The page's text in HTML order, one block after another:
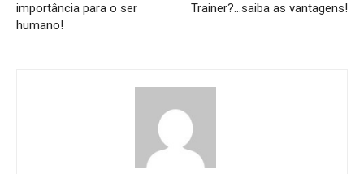
importância para o ser
humano!
Trainer?…saiba as vantagens!